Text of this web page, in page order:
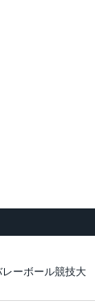
ーボール競技大